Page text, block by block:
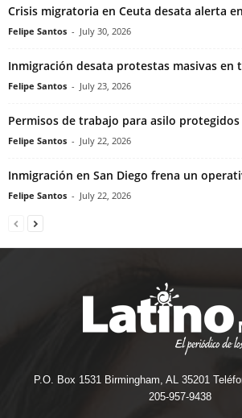
Crisis migratoria en Ceuta desata alerta
Felipe Santos - July 30, 2026
Inmigración desata protestas masivas en
Felipe Santos - July 23, 2026
Permisos de trabajo para asilo protegidos
Felipe Santos - July 22, 2026
Inmigración en San Diego frena un
Felipe Santos - July 22, 2026
P.O. Box 1531 Birmingham, AL 35201
205-957-9438